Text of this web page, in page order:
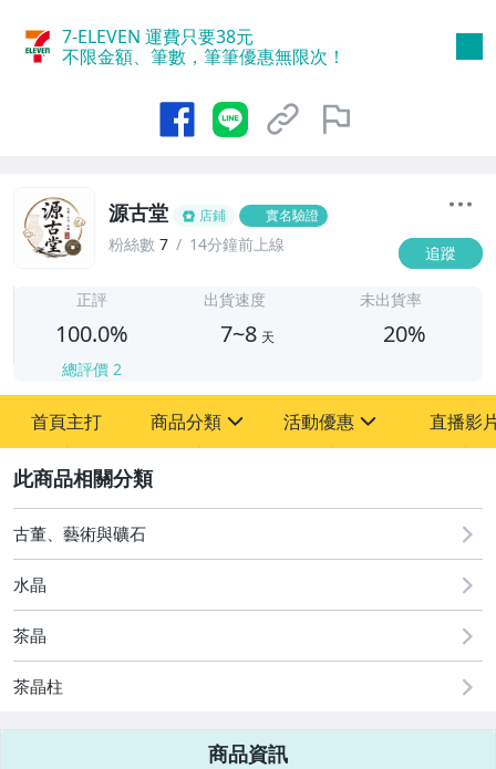
7-ELEVEN 運費只要38元
不限金額、筆數，筆筆優惠無限次！
源古堂 店鋪 實名驗證
粉絲數 7 14分鐘前上線 追蹤
正評
100.0%
總評價 2
出貨速度
7~8 天
未出貨率
20%
首頁主打 商品分類
其它
活動優惠
[全店] 周年慶
[全店] 粉絲專享
直播影
古董、藝術與礦石
水晶
茶晶
茶晶柱
商品資訊